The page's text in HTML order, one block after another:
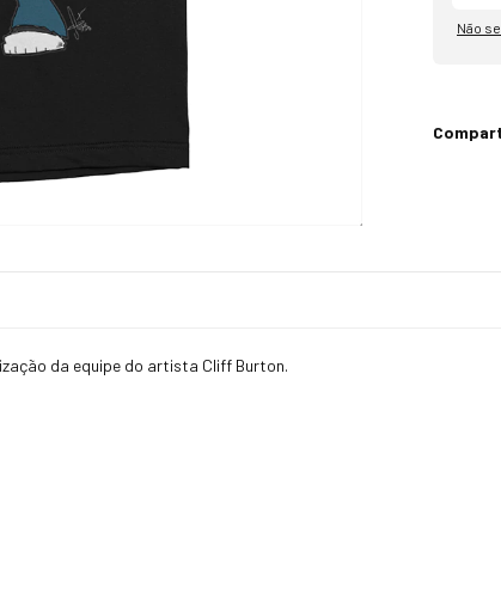
Não
da equipe do artista Cliff Burton.